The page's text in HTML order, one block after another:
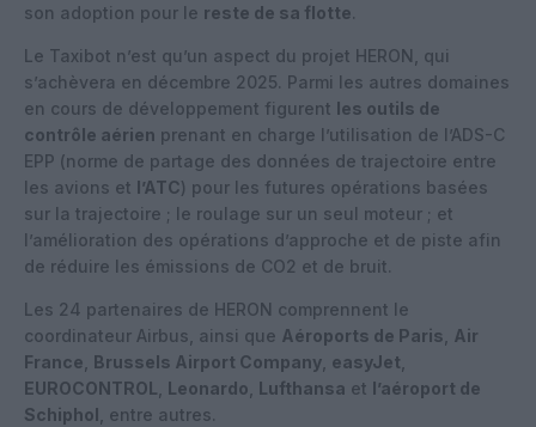
son adoption pour le reste de sa flotte.
Le Taxibot n’est qu’un aspect du projet HERON, qui
s’achèvera en décembre 2025. Parmi les autres domaines
en cours de développement figurent les outils de
contrôle aérien prenant en charge l’utilisation de l’ADS-C
EPP (norme de partage des données de trajectoire entre
les avions et l’ATC) pour les futures opérations basées
sur la trajectoire ; le roulage sur un seul moteur ; et
l’amélioration des opérations d’approche et de piste afin
de réduire les émissions de CO2 et de bruit.
Les 24 partenaires de HERON comprennent le
coordinateur Airbus, ainsi que Aéroports de Paris
Air
France Brussels Airport Company easyJet
EUROCONTROL Leonardo Lufthansa et l’aéroport de
Schiphol , entre autres.